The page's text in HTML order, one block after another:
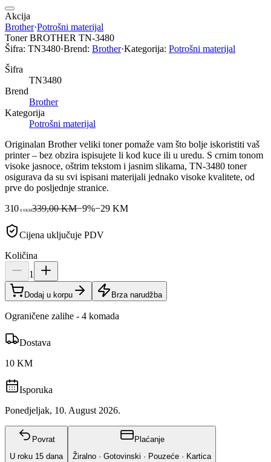
Akcija
Brother·Potrošni materijal
Toner BROTHER TN-3480
Šifra: TN3480·Brend: Brother·Kategorija: Potrošni materijal
Šifra
TN3480
Brend
Brother
Kategorija
Potrošni materijal
Originalan Brother veliki toner pomaže vam što bolje iskoristiti vaš
printer – bez obzira ispisujete li kod kuce ili u uredu. S crnim tonom
visoke jasnoce, oštrim tekstom i jasnim slikama, TN-3480 toner
osigurava da su svi ispisani materijali jednako visoke kvalitete, od
prve do posljednje stranice.
310 00KM339,00 KM−9%−29 KM
Cijena uključuje PDV
Količina
1
Dodaj u korpu Brza narudžba
Ograničene zalihe - 4 komada
Dostava
10 KM
Isporuka
Ponedjeljak, 10. August 2026.
Povrat
U roku 15 dana
Plaćanje
Žiralno · Gotovinski · Pouzeće · Kartica